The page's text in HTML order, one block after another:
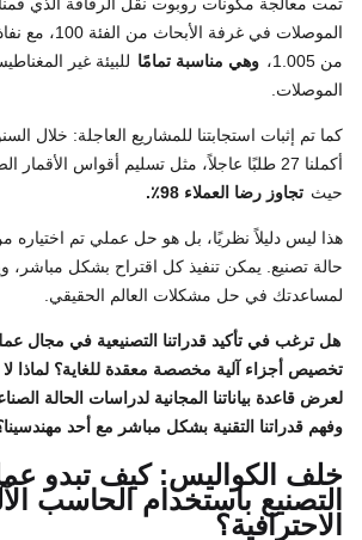
الموصلات في غرفة
من 1.005،
وهي مناسبة تمامًا للبيئة غير
الموصلات.
كما تم إثبات استجابتنا للمشاريع العاجلة: خلال
حيث تجاوز رضا العملاء 98٪.
حالة تصنيع. يمكن تنفيذ كل اقتراح بشكل مباشر،
لمساعدتك في حل مشكلات العالم الحقيقي.
هل ترغب في تأكيد قدراتنا التصنيعية في مجال
تخصيص أجزاء آلية مخصصة معقدة للغاية؟ لماذا لا
لعرض قاعدة بياناتنا المجانية لدراسات الحالة
وفهم قدراتنا التقنية بشكل مباشر مع أحد
خلف الكواليس: كيف تبدو
التصنيع باستخدام الحاسب
الاحترافية؟